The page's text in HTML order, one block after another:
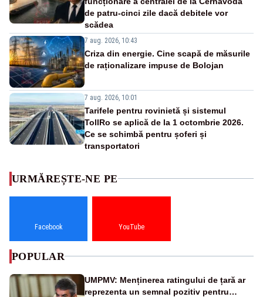
de patru-cinci zile dacă debitele vor
scădea
7 aug. 2026, 10:43
Criza din energie. Cine scapă de măsurile
de raționalizare impuse de Bolojan
7 aug. 2026, 10:01
Tarifele pentru rovinietă și sistemul
TollRo se aplică de la 1 octombrie 2026.
Ce se schimbă pentru șoferi și
transportatori
URMĂREȘTE-NE PE
Facebook YouTube
POPULAR
UMPMV: Menținerea ratingului de țară ar
reprezenta un semnal pozitiv pentru